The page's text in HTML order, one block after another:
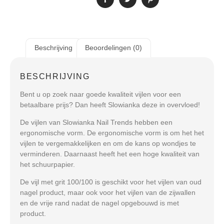
Beschrijving Beoordelingen (0)
BESCHRIJVING
Bent u op zoek naar goede kwaliteit vijlen voor een
betaalbare prijs? Dan heeft Slowianka deze in overvloed!
De vijlen van Slowianka Nail Trends hebben een
ergonomische vorm. De ergonomische vorm is om het het
vijlen te vergemakkelijken en om de kans op wondjes te
verminderen. Daarnaast heeft het een hoge kwaliteit van
het schuurpapier.
De vijl met grit 100/100 is geschikt voor het vijlen van oud
nagel product, maar ook voor het vijlen van de zijwallen
en de vrije rand nadat de nagel opgebouwd is met
product.